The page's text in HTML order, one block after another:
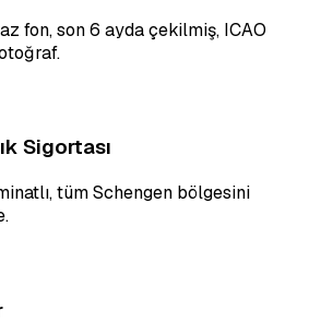
fon, son 6 ayda çekilmiş, ICAO
Sigortası
tüm Schengen bölgesini